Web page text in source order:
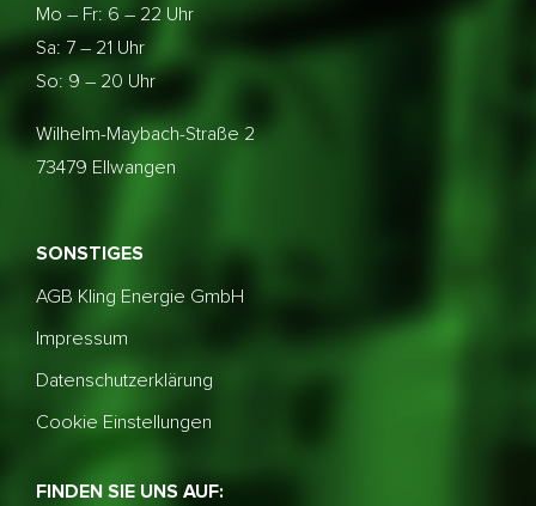
Mo – Fr: 6 – 22 Uhr
Sa: 7 – 21 Uhr
So: 9 – 20 Uhr
Wilhelm-Maybach-Straße 2
73479 Ellwangen
SONSTIGES
AGB Kling Energie GmbH
Impressum
Datenschutzerklärung
Cookie Einstellungen
FINDEN SIE UNS AUF: